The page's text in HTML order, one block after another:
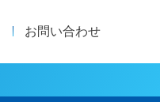
お問い合わせ